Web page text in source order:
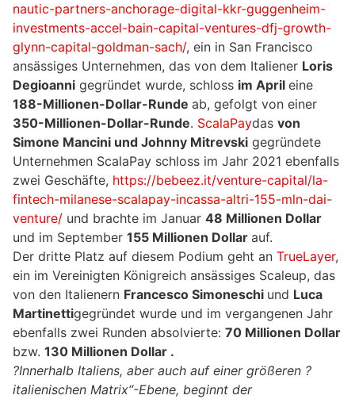
nautic-partners-anchorage-digital-kkr-guggenheim-
investments-accel-bain-capital-ventures-dfj-growth-
glynn-capital-goldman-sach/, ein in San Francisco
ansässiges Unternehmen, das von dem Italiener Loris
Degioanni gegründet wurde, schloss im April eine
188-Millionen-Dollar-Runde ab, gefolgt von einer
350-Millionen-Dollar-Runde. ScalaPaydas von
Simone Mancini und Johnny Mitrevski gegründete
Unternehmen ScalaPay schloss im Jahr 2021 ebenfalls
zwei Geschäfte, https://bebeez.it/venture-capital/la-
fintech-milanese-scalapay-incassa-altri-155-mln-dai-
venture/ und brachte im Januar 48 Millionen Dollar
und im September 155 Millionen Dollar auf.
Der dritte Platz auf diesem Podium geht an TrueLayer,
ein im Vereinigten Königreich ansässiges Scaleup, das
von den Italienern Francesco Simoneschi und Luca
Martinettigegründet wurde und im vergangenen Jahr
ebenfalls zwei Runden absolvierte: 70 Millionen Dollar
bzw. 130 Millionen Dollar .
?Innerhalb Italiens, aber auch auf einer größeren ?
italienischen Matrix“-Ebene, beginnt der